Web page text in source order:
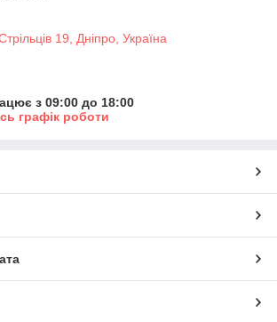
19, Дніпро, Україна
з 09:00 до 18:00
графік роботи